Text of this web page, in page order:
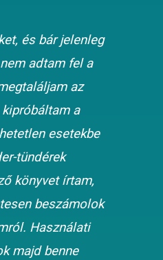
és bár jelenleg
adtam fel a
az
a
esetekbe
tündérek
könyvet írtam,
beszámolok
Használati
majd benne